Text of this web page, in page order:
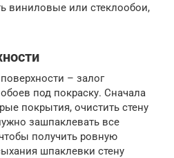
виниловые или стеклообои,
– залог
под покраску. Сначала
покрытия, очистить стену
зашпаклевать все
получить ровную
шпаклевки стену